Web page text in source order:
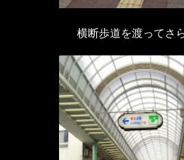
横断歩道を渡ってさ